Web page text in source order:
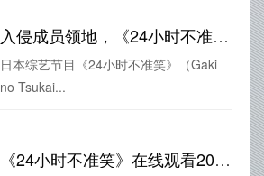
入侵成员领地，《24小时不准笑》2017，笑到发抖
日本综艺节目《24小时不准笑》（Gaki
no Tsukai...
《24小时不准笑》在线观看2021：笑点与共 难舍难分